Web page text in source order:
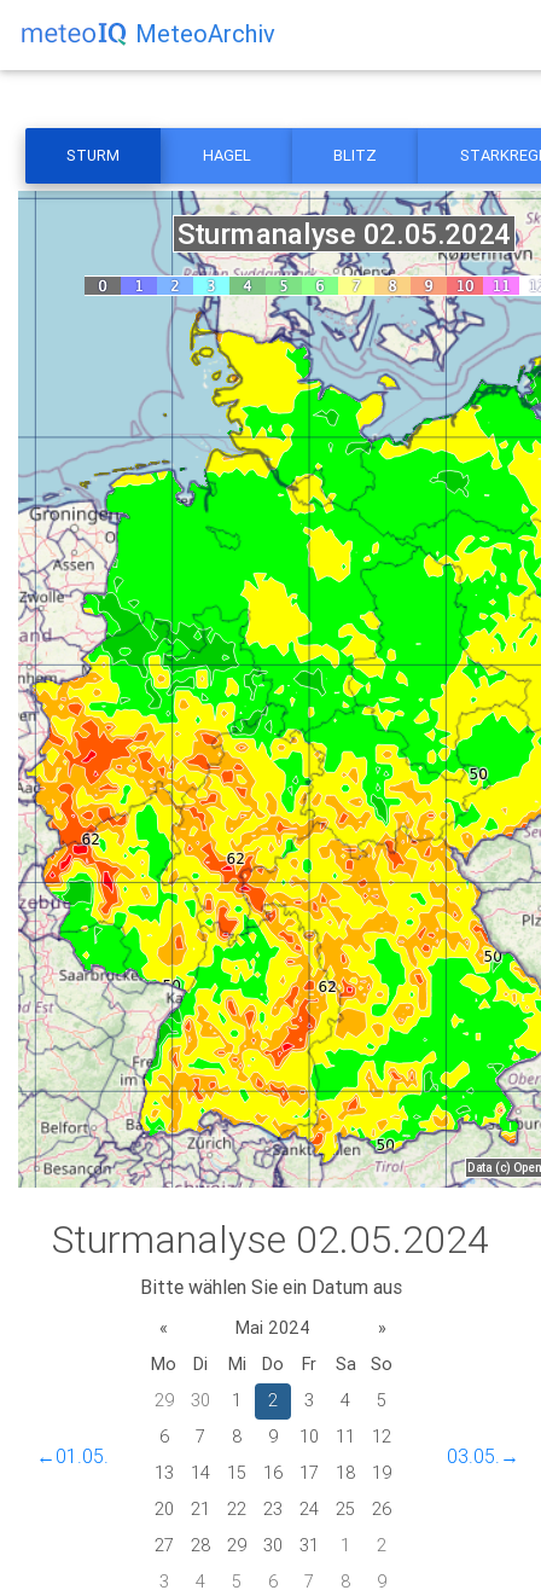
MeteoArchiv
STURM HAGEL BLITZ
Sturmanalyse 02.05.2024
Bitte wählen Sie ein Datum aus
←01.05.
« Mai 2024
»
Mo
Di Mi Do Fr Sa
So
29
30 1 2 3 4
5
6
7 8 9 10 11
12
13
14 15 16 17 18
19
20
21 22 23 24 25
26
27
28 29 30 31 1
2
3
4 5 6 7 8 9
03.05.→